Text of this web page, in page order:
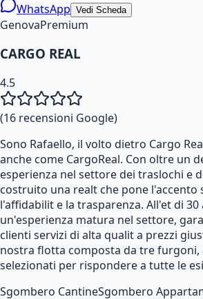
WhatsApp Vedi Scheda
GenovaPremium
CARGO REAL
4.5
(16 recensioni Google)
Sono Rafaello, il volto dietro Cargo
anche come CargoReal. Con oltre un
esperienza nel settore dei traslochi e
costruito una realt che pone l'accento
l'affidabilit e la trasparenza. All'et di
un'esperienza matura nel settore,
clienti servizi di alta qualit a prezzi
nostra flotta composta da tre
selezionati per rispondere a tutte le esi
Sgombero CantineSgombero